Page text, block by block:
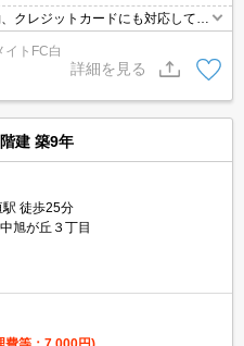
クレジットカードにも対応してお
でお気軽にお問い合わせ下さい！
イトFC白
詳細を見る
建 築9年
徒歩25分
旭が丘３丁目
費等：7,000円)